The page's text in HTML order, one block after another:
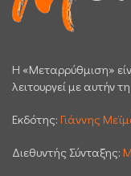
H «Μεταρρύθμιση»
λειτουργεί με αυτήν
Εκδότης: Γιάννης
Διεθυντής Σύνταξης: